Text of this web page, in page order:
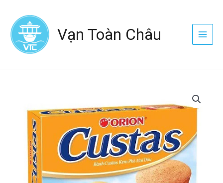
dung
Vạn Toàn Châu
Menu